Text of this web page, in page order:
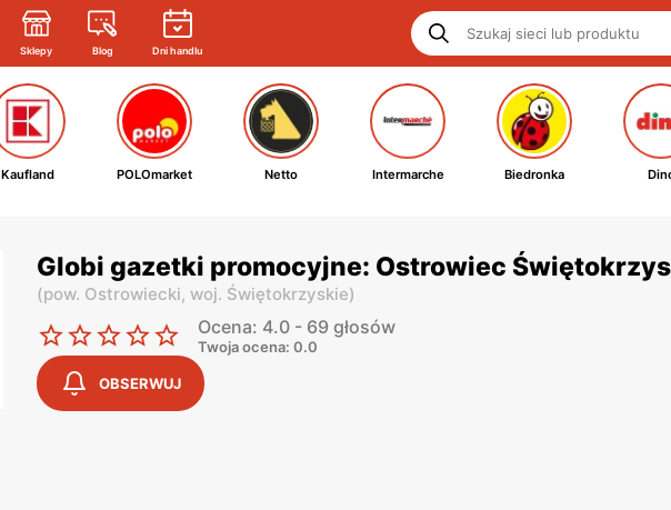
Sklepy Blog Dni handlu
Kaufland POLOmarket Netto Intermarche Biedronka
Globi gazetki promocyjne: Ostrowiec
(pow. Ostrowiecki, woj. Świętokrzyskie)
Ocena: 4.0 - 69 głosów
Twoja ocena: 0.0
OBSERWUJ